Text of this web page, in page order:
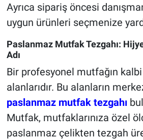
Ayrıca sipariş öncesi
uygun ürünleri seçmenize
Paslanmaz Mutfak Tezgahı:
Adı
Bir profesyonel mutfağın kalbi
alanlarıdır. Bu alanların
paslanmaz mutfak tezgahı
Mutfak, mutfaklarınıza özel
paslanmaz çelikten tezgah